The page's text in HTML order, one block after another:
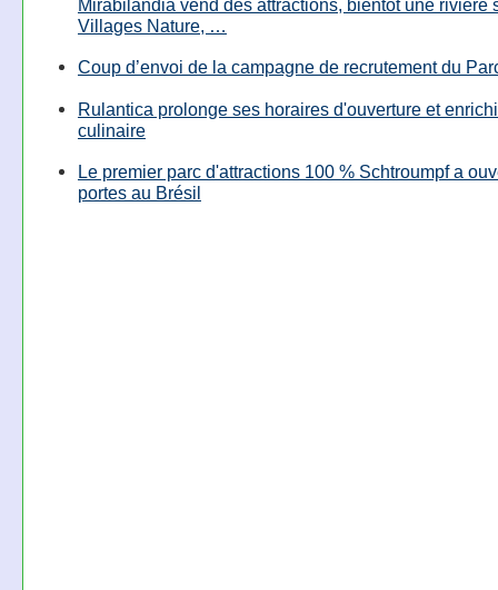
Mirabilandia vend des attractions, bientôt une rivière
Villages Nature, …
Coup d’envoi de la campagne de recrutement du
Rulantica prolonge ses horaires d'ouverture et
culinaire
Le premier parc d'attractions 100 % Schtroumpf a
portes au Brésil